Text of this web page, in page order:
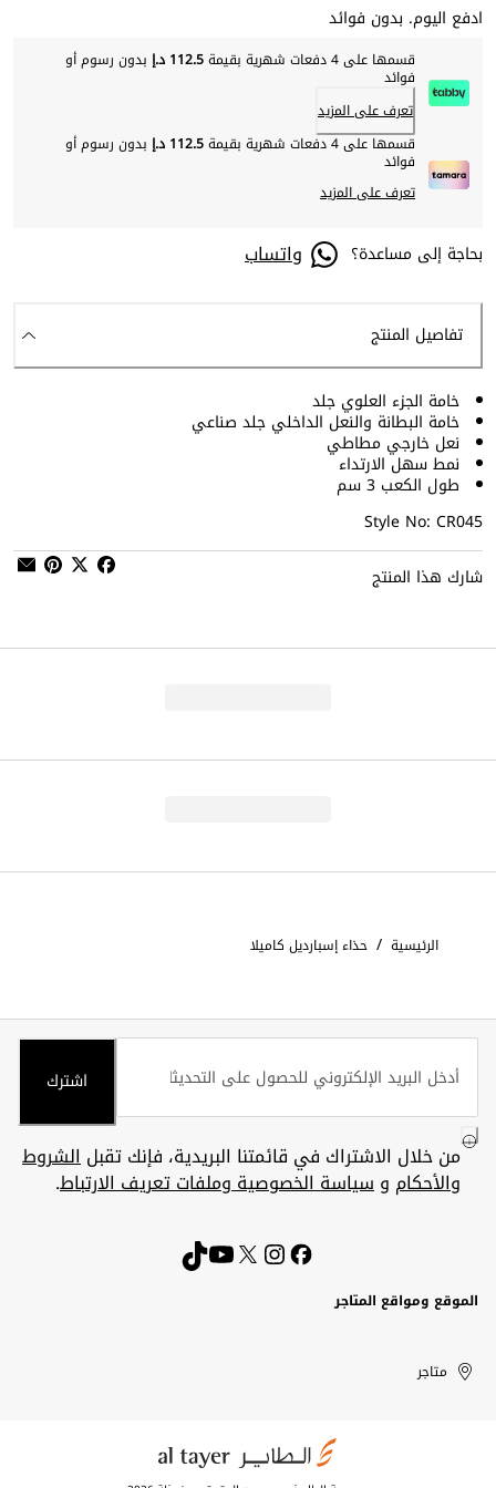
ادفع اليوم. بدون فوائد
قسمها على 4 دفعات شهرية بقيمة 112.5 د.إ بدون رسوم أو
فوائد
تعرف على المزيد
قسمها على 4 دفعات شهرية بقيمة
112.5 د.إ بدون رسوم أو
فوائد
تعرف على المزيد
بحاجة إلى مساعدة؟ واتساب
تفاصيل المنتج
خامة الجزء العلوي جلد
خامة البطانة والنعل الداخلي جلد صناعي
نعل خارجي مطاطي
نمط سهل الارتداء
طول الكعب 3 سم
Style No: CR045
شارك هذا المنتج
الرئيسية / حذاء إسبارديل كاميلا
اشترك
من خلال الاشتراك في قائمتنا البريدية، فإنك تقبلالشروط
والأحكام وسياسة الخصوصية وملفات تعريف الارتباط.
الموقع ومواقع المتاجر
United
Arab
Kuwait
الإمارات
العربية
الكويت
متاجر